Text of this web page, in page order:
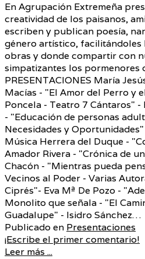
En Agrupación Extremeña
creatividad de los paisanos,
escriben y publican poesía,
género artístico, facilitándoles
obras y donde compartir con
simpatizantes los pormenores
PRESENTACIONES María
Macías - "El Amor del Perro y
Poncela - Teatro 7 Cántaros"
- "Educación de personas
Necesidades y
Música Herrera del Duque -
Amador Rivera - "Crónica de
Chacón - "Mientras pueda
Vecinos al Poder - Varias
Ciprés"- Eva Mª De Pozo -
Monolito que señala - "El
Guadalupe" - Isidro Sánchez…
Publicado en Presentaciones
¡Escribe el primer comentario!
Leer más ...